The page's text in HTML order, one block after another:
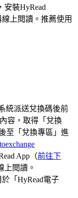
安裝HyRead
上閱讀。推薦使用
統派送兌換碼後前
容，取得「兌換
至「兌換專區」進
App（前往下
上閱讀。
「HyRead電子